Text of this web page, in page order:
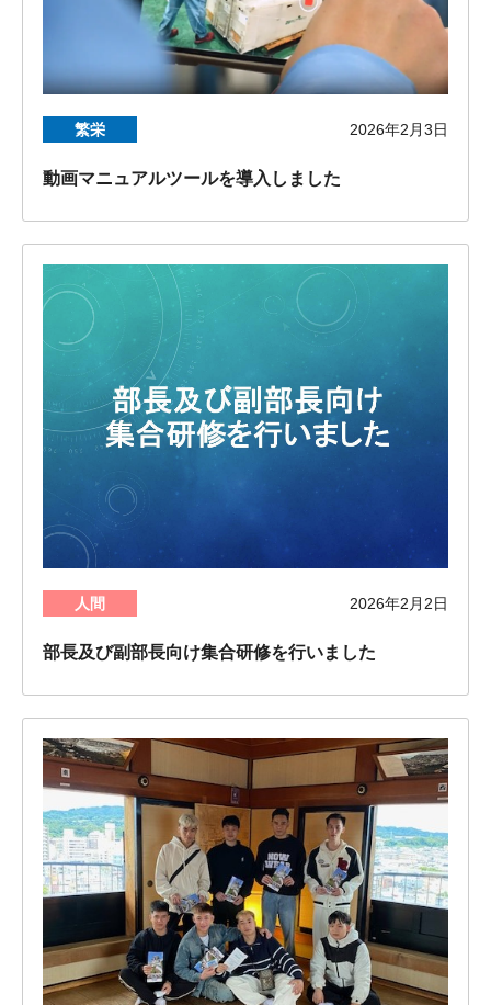
繁栄 2026年2月3日
動画マニュアルツールを導入しました
人間 2026年2月2日
部長及び副部長向け集合研修を行いました